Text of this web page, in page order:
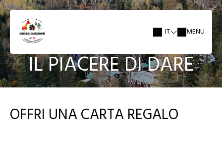
IT MENU
IL PIACERE DI DARE
OFFRI UNA CARTA REGALO